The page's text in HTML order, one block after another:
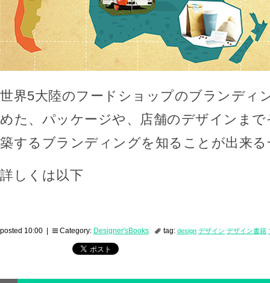
世界5大陸のフードショップのブランディ
めた、パッケージや、店舗のデザインま
築するブランディングを知ることが出来る
詳しくは以下
posted 10:00 | Category: Designer'sBooks tag: design デザイン デザイン書籍